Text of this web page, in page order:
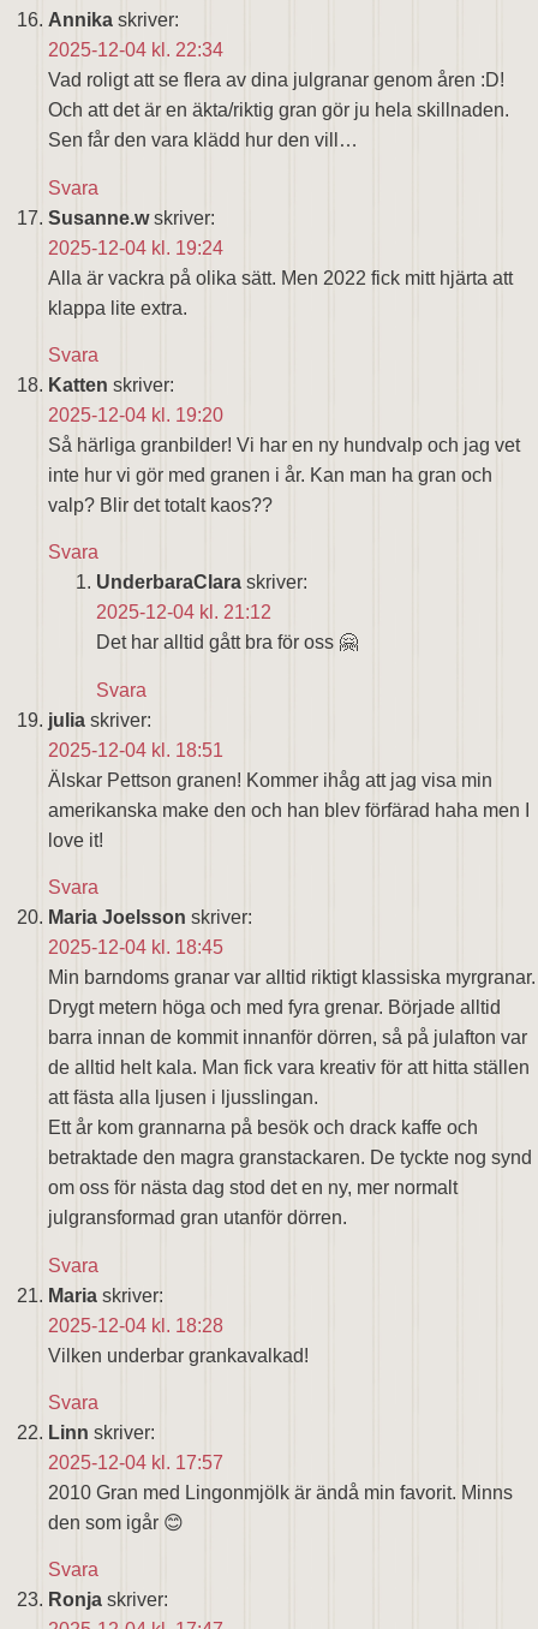
Annika skriver:
2025-12-04 kl. 22:34
Vad roligt att se flera av dina julgranar genom åren :D!
Och att det är en äkta/riktig gran gör ju hela skillnaden.
Sen får den vara klädd hur den vill…
Svara
Susanne.w skriver:
2025-12-04 kl. 19:24
Alla är vackra på olika sätt. Men 2022 fick mitt hjärta att
klappa lite extra.
Svara
Katten skriver:
2025-12-04 kl. 19:20
Så härliga granbilder! Vi har en ny hundvalp och jag vet
inte hur vi gör med granen i år. Kan man ha gran och
valp? Blir det totalt kaos??
Svara
UnderbaraClara skriver:
2025-12-04 kl. 21:12
Det har alltid gått bra för oss 🤗
Svara
julia skriver:
2025-12-04 kl. 18:51
Älskar Pettson granen! Kommer ihåg att jag visa min
amerikanska make den och han blev förfärad haha men I
love it!
Svara
Maria Joelsson skriver:
2025-12-04 kl. 18:45
Min barndoms granar var alltid riktigt klassiska myrgranar.
Drygt metern höga och med fyra grenar. Började alltid
barra innan de kommit innanför dörren, så på julafton var
de alltid helt kala. Man fick vara kreativ för att hitta ställen
att fästa alla ljusen i ljusslingan.
Ett år kom grannarna på besök och drack kaffe och
betraktade den magra granstackaren. De tyckte nog synd
om oss för nästa dag stod det en ny, mer normalt
julgransformad gran utanför dörren.
Svara
Maria skriver:
2025-12-04 kl. 18:28
Vilken underbar grankavalkad!
Svara
Linn skriver:
2025-12-04 kl. 17:57
2010 Gran med Lingonmjölk är ändå min favorit. Minns
den som igår 😊
Svara
Ronja skriver: